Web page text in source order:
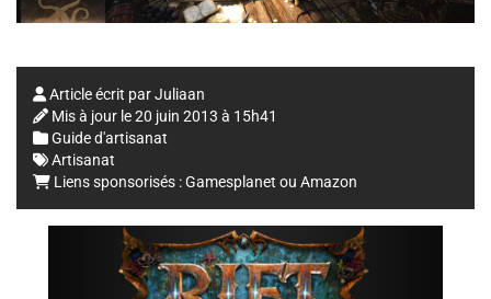
Article écrit parJuliaan
Mis à jour le20 juin 2013 à 15h41
Guide d'artisanat
Artisanat
Liens sponsorisés :Gamesplanet ou Amazon